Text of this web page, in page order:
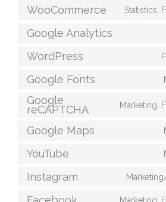
WooCommerce Statistics,
Google Analytics
WordPress
Google Fonts
Google
reCAPTCHA Marketing,
Google Maps
YouTube
Instagram
Marketing,